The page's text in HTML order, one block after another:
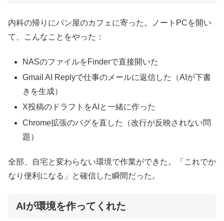
内科の帰りにパン屋のカフェに寄った。ノートPCを開い
て、こんなことをやった：
NASのファイルをFinderで直接開いた
Gmail AI Replyで仕事のメールに返信した（AIが下書
きを生成）
X投稿のドラフトをAIと一緒に作った
Chrome拡張のバグを直した（改行が反映されない問
題）
全部、自宅と変わらない環境で作業ができた。「これでか
なり便利になる」と確信した瞬間だった。
AIが環境を作ってくれた